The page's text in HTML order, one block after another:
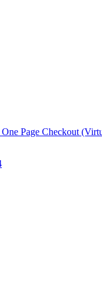
Page Checkout